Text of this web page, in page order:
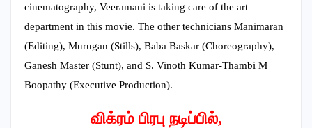
cinematography, Veeramani is taking care of the art
department in this movie. The other technicians Manimaran
(Editing), Murugan (Stills), Baba Baskar (Choreography),
Ganesh Master (Stunt), and S. Vinoth Kumar-Thambi M
Boopathy (Executive Production).
விக்ரம் பிரபு நடிப்பில்,